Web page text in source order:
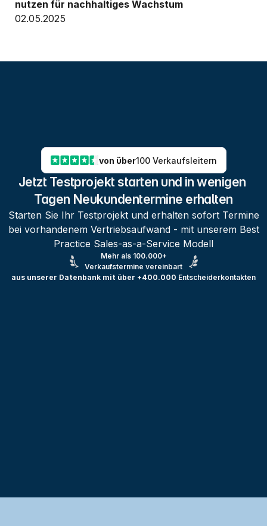
nutzen für nachhaltiges Wachstum
02.05.2025
von über100 Verkaufsleitern
Jetzt Testprojekt starten und in wenigen
Tagen Neukundentermine erhalten
Starten Sie Ihr Testprojekt und erhalten sofort Termine
bei vorhandenem Vertriebsaufwand - mit unserem Best
Practice Sales-as-a-Service Modell
Mehr als 100.000+
Verkaufstermine vereinbart
aus unserer Datenbank mit über +400.000 Entscheiderkontakten